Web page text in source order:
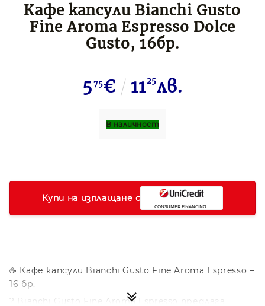
Кафе капсули Bianchi Gusto
Fine Aroma Espresso Dolce
Gusto, 16бр.
575€ 1125лв.
В наличност
☕ Кафе капсули Bianchi Gusto Fine Aroma Espresso –
16 бр.
? Bianchi Gusto Fine Aroma Espresso предлага
Купи на изплащане с